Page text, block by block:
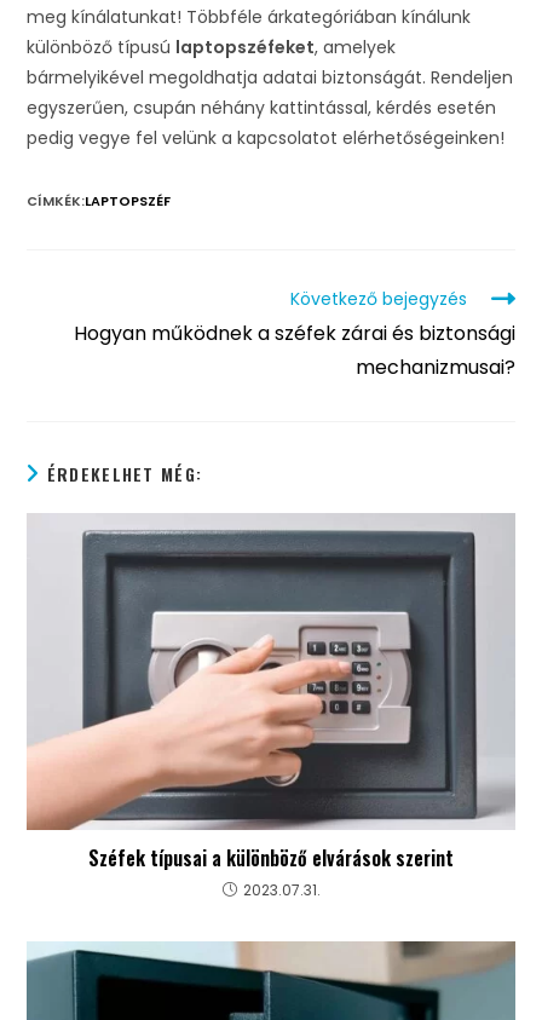
meg kínálatunkat! Többféle árkategóriában kínálunk
különböző típusú laptopszéfeket, amelyek
bármelyikével megoldhatja adatai biztonságát. Rendeljen
egyszerűen, csupán néhány kattintással, kérdés esetén
pedig vegye fel velünk a kapcsolatot elérhetőségeinken!
CÍMKÉK:LAPTOPSZÉF
Következő bejegyzés
Hogyan működnek a széfek zárai és biztonsági
mechanizmusai?
ÉRDEKELHET MÉG:
Széfek típusai a különböző elvárások szerint
2023.07.31.